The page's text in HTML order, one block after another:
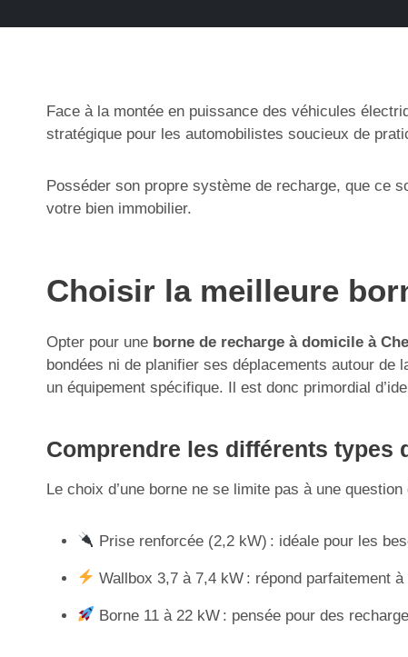
Face à la montée en puissance des véhicules
stratégique pour les automobilistes soucieux de
Posséder son propre système de recharge, que ce
votre bien immobilier.
Choisir la meilleure
Opter pour une borne de recharge à domicile à
bondées ni de planifier ses déplacements autour
un équipement spécifique. Il est donc primordial
Comprendre les différents types
Le choix d’une borne ne se limite pas à une
Prise renforcée (2,2 kW) : idéale pour les
Wallbox 3,7 à 7,4 kW : répond parfaitement
Borne 11 à 22 kW : pensée pour des